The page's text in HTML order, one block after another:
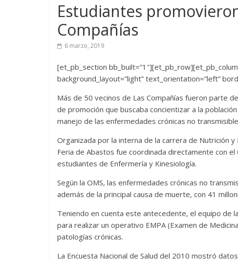
Estudiantes
Compañías
6 marzo, 2019
[et_pb_section
background_layout=”light” text_orientation=”left”
Más de 50 vecinos de Las Compañías fueron parte
de promoción que buscaba concientizar a la
manejo de las enfermedades crónicas no
Organizada por la interna de la carrera de Nutrición
Feria de Abastos fue coordinada directamente con
estudiantes de Enfermería y Kinesiología.
Según la OMS, las enfermedades crónicas no
además de la principal causa de muerte, con 41
Teniendo en cuenta este antecedente, el equipo de
para realizar un operativo EMPA (Examen de
patologías crónicas.
La Encuesta Nacional de Salud del 2010 mostró